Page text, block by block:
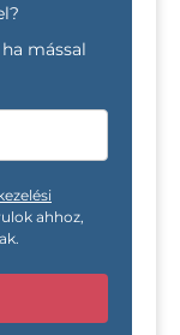
mással
ahhoz,